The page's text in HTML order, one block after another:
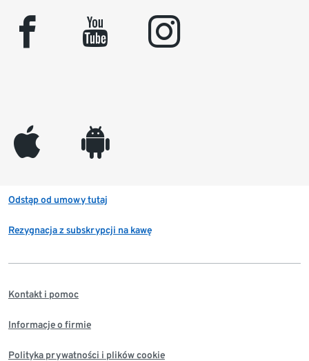
facebook youtube instagram
appleinc android
Odstąp od umowy tutaj
Rezygnacja z subskrypcji na kawę
Kontakt i pomoc
Informacje o firmie
Polityka prywatności i plików cookie